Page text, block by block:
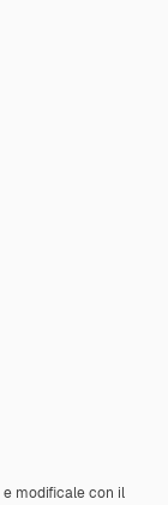
e modificale con il